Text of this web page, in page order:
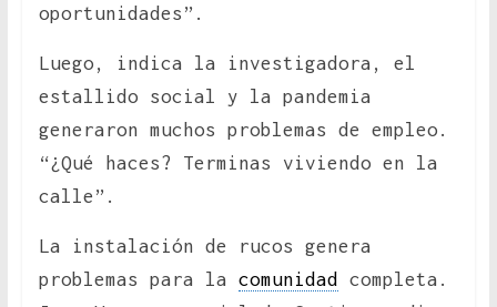
oportunidades”.
Luego, indica la investigadora, el
estallido social y la pandemia
generaron muchos problemas de empleo.
“¿Qué haces? Terminas viviendo en la
calle”.
La instalación de rucos genera
problemas para la comunidad completa.